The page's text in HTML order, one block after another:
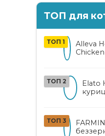
ТОП для
ТОП 1
Alleva
ТОП 2
Elato
ТОП 3